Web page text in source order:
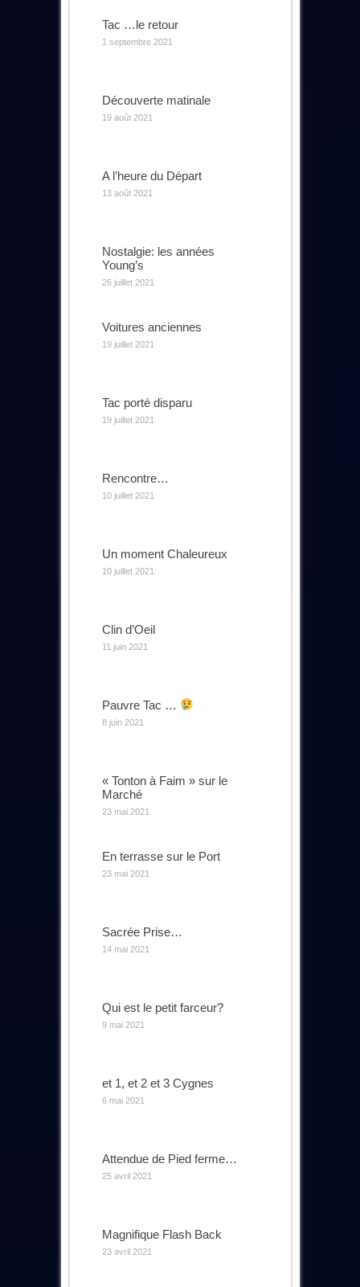
Tac …le retour
1 septembre 2021
Découverte matinale
19 août 2021
A l’heure du Départ
13 août 2021
Nostalgie: les années
Young’s
26 juillet 2021
Voitures anciennes
19 juillet 2021
Tac porté disparu
19 juillet 2021
Rencontre…
10 juillet 2021
Un moment Chaleureux
10 juillet 2021
Clin d’Oeil
11 juin 2021
Pauvre Tac …
8 juin 2021
« Tonton à Faim » sur le
Marché
23 mai 2021
En terrasse sur le Port
23 mai 2021
Sacrée Prise…
14 mai 2021
Qui est le petit farceur?
9 mai 2021
et 1, et 2 et 3 Cygnes
6 mai 2021
Attendue de Pied ferme…
25 avril 2021
Magnifique Flash Back
23 avril 2021